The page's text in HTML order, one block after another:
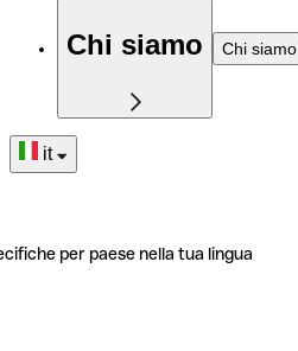
Chi siamo Chi siamo
it
per paese nella tua lingua